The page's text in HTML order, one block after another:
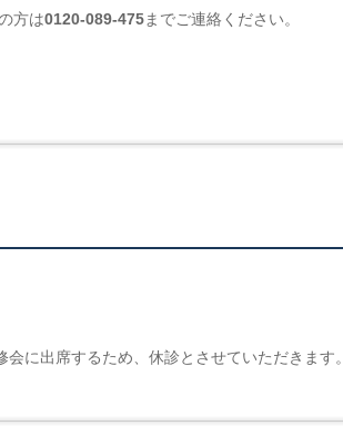
方は0120-089-475までご連絡ください。
に出席するため、休診とさせていただきます。